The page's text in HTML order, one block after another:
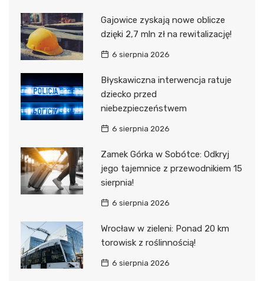
Gajowice zyskają nowe oblicze
dzięki 2,7 mln zł na rewitalizację!
6 sierpnia 2026
Błyskawiczna interwencja ratuje
dziecko przed
niebezpieczeństwem
6 sierpnia 2026
Zamek Górka w Sobótce: Odkryj
jego tajemnice z przewodnikiem 15
sierpnia!
6 sierpnia 2026
Wrocław w zieleni: Ponad 20 km
torowisk z roślinnością!
6 sierpnia 2026